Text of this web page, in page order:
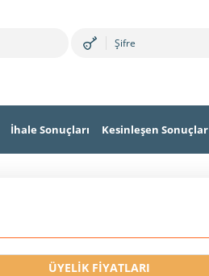
İhale Sonuçları Kesinleşen Sonuçlar
ÜYELİK FİYATLARI